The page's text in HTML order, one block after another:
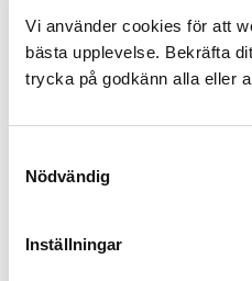
Vi använder cookies för att
bästa upplevelse. Bekräfta
trycka på godkänn alla eller
Nödvändig
Inställningar
Enfärgat
Minsta beställning: 1 st